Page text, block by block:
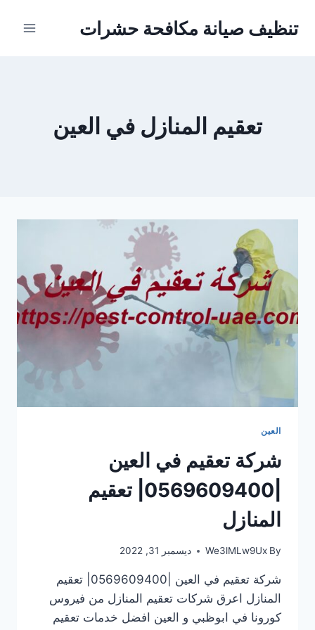
تنظيف صيانة مكافحة حشرات
تعقيم المنازل في العين
العين
شركة تعقيم في العين
|0569609400| تعقيم
المنازل
By
We3lMLw9Ux ديسمبر 31, 2022
شركة تعقيم في العين |0569609400| تعقيم
المنازل اعرق شركات تعقيم المنازل من فيروس
كورونا في ابوظبي و العين افضل خدمات تعقيم